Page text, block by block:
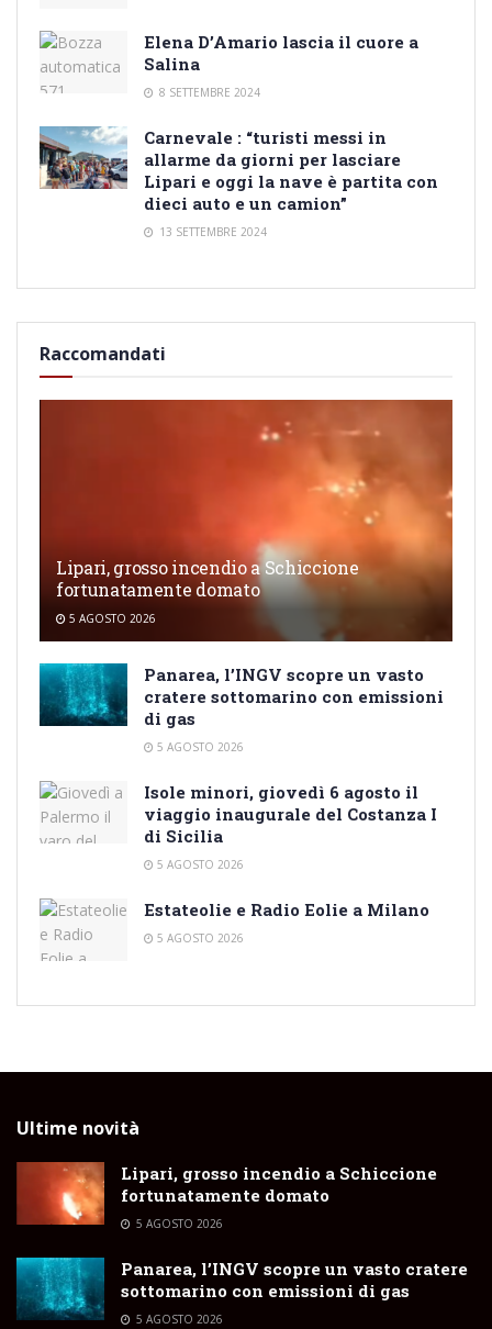
Elena D’Amario lascia il cuore a
Salina
8 SETTEMBRE 2024
Carnevale : “turisti messi in
allarme da giorni per lasciare
Lipari e oggi la nave è partita con
dieci auto e un camion”
13 SETTEMBRE 2024
Raccomandati
Lipari, grosso incendio a Schiccione
fortunatamente domato
5 AGOSTO 2026
Panarea, l’INGV scopre un vasto
cratere sottomarino con emissioni
di gas
5 AGOSTO 2026
Isole minori, giovedì 6 agosto il
viaggio inaugurale del Costanza I
di Sicilia
5 AGOSTO 2026
Estateolie e Radio Eolie a Milano
5 AGOSTO 2026
Ultime novità
Lipari, grosso incendio a Schiccione
fortunatamente domato
5 AGOSTO 2026
Panarea, l’INGV scopre un vasto cratere
sottomarino con emissioni di gas
5 AGOSTO 2026